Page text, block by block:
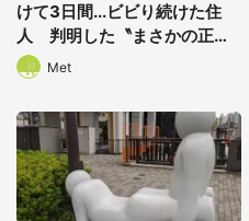
けて3日間...ビビり続けた住
人 判明した〝まさかの正
体〟に14万人も困惑
Met